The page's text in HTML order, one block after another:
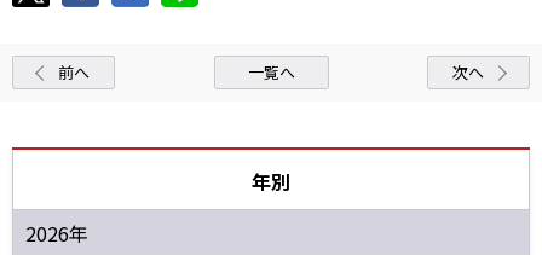
前へ 一覧へ 次へ
年別
2026年